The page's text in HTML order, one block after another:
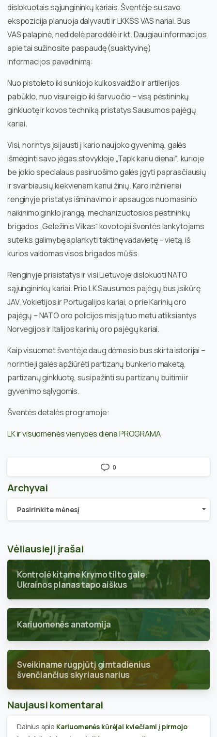
dislokuotais sąjungininkų kariais. Šventėje su savo
ekspozicija planuoja dalyvauti ir LKKSS VAS nariai. Bus
VAS palapinė, nedidelė parodėlė ir kt. Daugiau informacijos
apie tai sužinosite paspaudę (suaktyvinę)
informacijos pavadinimą:
Nuo pistoleto iki sunkiojo kulkosvaidžio ir artilerijos
pabūklo, nuo visureigio iki šarvuočio – visą pėstininkų
ginkluotę ir kovos techniką pristatys Sausumos pajėgų
kariai.
Visi, norintys įsijausti į kario naujoko gyvenimą, galės
išmėginti savo jėgas stovykloje „Tapk kariu dienai“, kurioje
be jokio specialaus pasiruošimo galės įgyti paprasčiausių
ir svarbiausių kiekvienam kariui žinių. Karo inžinieriai
renginyje pristatys išminavimo ir apsaugos nuo masinio
naikinimo ginklo įrangą, mechanizuotosios pėstininkų
brigados „Geležinis Vilkas“ kovotojai šventės lankytojams
suteiks galimybę aplankyti taktinę vadavietę – vietą, iš
kurios valdomas visos brigados mūšis.
Renginyje prisistatys ir visi Lietuvoje dislokuoti NATO
sąjungininkų kariai. Prie LK Sausumos pajėgų bus įsikūrę
JAV, Vokietijos ir Portugalijos kariai, o prie Karinių oro
pajėgų – NATO oro policijos misiją tuo metu atliksiantys
Norvegijos ir Italijos karinių oro pajėgų kariai.
Kaip visuomet šventėje daug dėmesio bus skirta istorijai –
norintieji galės apžiūrėti partizanų bunkerio maketą,
partizanų ginkluotę, susipažinti su partizanų buitimi ir
gyvenimo sąlygomis.
Šventės detalės programoje:
LK ir visuomenės vienybės diena PROGRAMA
0
Archyvai
Archyvai
Pasirinkite mėnesį
Vėliausieji įrašai
Kontrolė kitame Krymo tilto gale.
Ukrainos planas tapo aiškus
Kariuomenės anatomija
Sveikiname rugpjūtį gimtadienius
švenčiančius skyriaus narius
Naujausi komentarai
Dainius apie Kariuomenės kūrėjai kviečiami į pirmojo